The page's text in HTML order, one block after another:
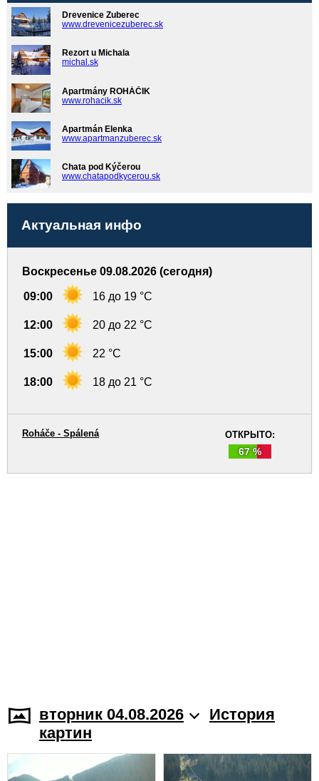
Drevenice Zuberec
www.drevenicezuberec.sk
Rezort u Michala
michal.sk
Apartmány ROHÁČIK
www.rohacik.sk
Apartmán Elenka
www.apartmanzuberec.sk
Chata pod Kýčerou
www.chatapodkycerou.sk
Актуальная инфо
Воскресенье 09.08.2026 (сегодня)
09:00 16 до 19 °C
12:00 20 до 22 °C
15:00 22 °C
18:00 18 до 21 °C
ОТКРЫТО:
67 %
Roháče - Spálená
вторник 04.08.2026
История
картин